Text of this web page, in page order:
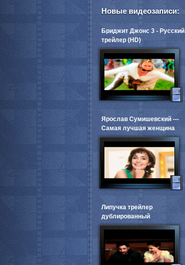
Новые видеозаписи:
Бриджит Джонс 3 - Русский
трейлер (HD)
Ярослав Сумишевский ---
Самая лучшая женщина
Липучка трейлер
дублированный